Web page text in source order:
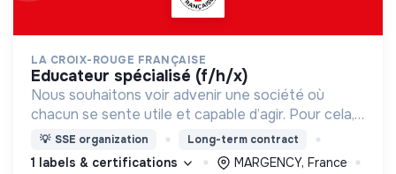
LA CROIX-ROUGE FRANÇAISE
educateur spécialisé (f/h/x)
Nous souhaitons voir advenir une société où
chacun se sente utile et capable d’agir. Pour cela,
nous proposons des moyens et des lieux
d’engagement innovants et adaptés à tous.
💡 SSE organization Long-term contract
1 labels & certifications
MARGENCY, France